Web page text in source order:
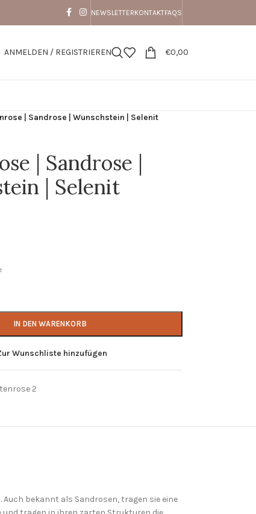
NEWSLETTERKONTAKTFAQS
ANMELDEN / REGISTRIEREN €0,00
| Sandrose | Wunschstein | Selenit
| Sandrose |
| Selenit
IN DEN WARENKORB
Wunschliste hinzufügen
2
Auch bekannt als Sandrosen, tragen sie eine